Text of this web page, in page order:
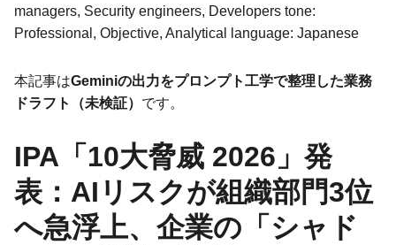
managers, Security engineers, Developers tone:
Professional, Objective, Analytical language: Japanese
本記事はGeminiの出力をプロンプト工学で整理した業務
ドラフト（未検証） です。
IPA「10大脅威 2026」発
表：AIリスクが組織部門3位
へ急浮上、企業の「シャド